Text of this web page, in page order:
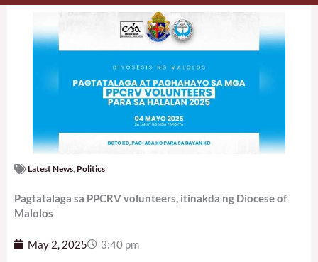
Latest News Politics
Pagtatalaga sa PPCRV volunteers, itinakda ng Diocese of
Malolos
May 2, 2025 3:40 pm